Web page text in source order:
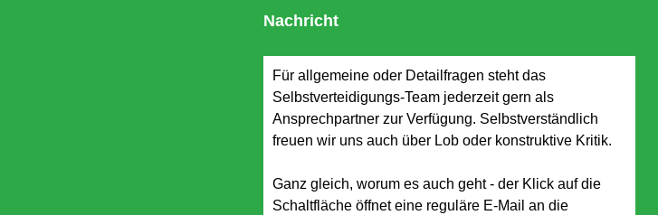
Nachricht
Für allgemeine oder Detailfragen steht das
Selbstverteidigungs-Team jederzeit gern als
Ansprechpartner zur Verfügung. Selbstverständlich
freuen wir uns auch über Lob oder konstruktive Kritik.
Ganz gleich, worum es auch geht - der Klick auf die
Schaltfläche öffnet eine reguläre E-Mail an die